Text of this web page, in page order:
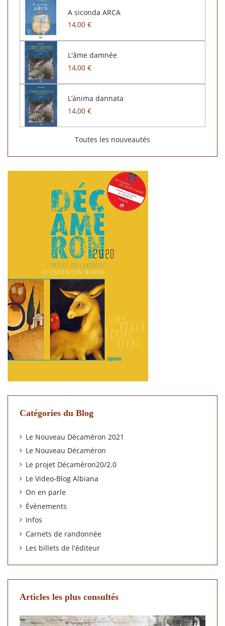
A siconda ARCA
14,00 €
L'âme damnée
14,00 €
L’ànima dannata
14,00 €
Toutes les nouveautés
Catégories du Blog
Le Nouveau Décaméron 2021
Le Nouveau Décaméron
Le projet Décaméron20/2.0
Le Video-Blog Albiana
On en parle
Évènements
Infos
Carnets de randonnée
Les billets de l'éditeur
Articles les plus consultés